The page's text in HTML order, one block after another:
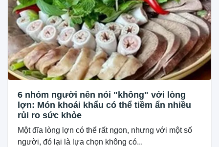
6 nhóm người nên nói "không" với lòng
lợn: Món khoái khẩu có thể tiềm ẩn nhiều
rủi ro sức khỏe
Một đĩa lòng lợn có thể rất ngon, nhưng với một số
người, đó lại là lựa chọn không có...